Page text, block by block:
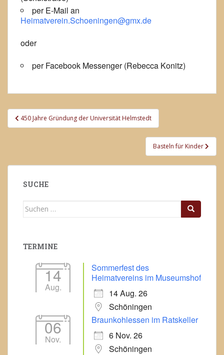
per E-Mail an
Heimatverein.Schoeningen@gmx.de
oder
per Facebook Messenger (Rebecca Konitz)
Beitragsnavigation
450 Jahre Gründung der Universität Helmstedt
Basteln für Kinder
SUCHE
Suchen
TERMINE
14
Aug.
Sommerfest des
Heimatvereins im Museumshof
14 Aug. 26
Schöningen
06
Nov.
Braunkohlessen im Ratskeller
6 Nov. 26
Schöningen